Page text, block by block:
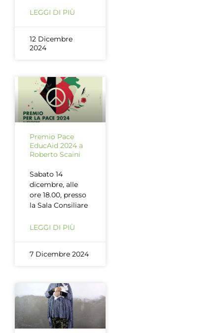
LEGGI DI PIÙ
12 Dicembre
2024
Premio Pace
EducAid 2024 a
Roberto Scaini
Sabato 14
dicembre, alle
ore 18.00, presso
la Sala Consiliare
LEGGI DI PIÙ
7 Dicembre 2024